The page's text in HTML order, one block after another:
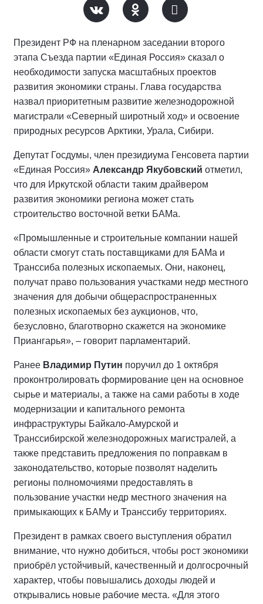
Президент РФ на пленарном заседании второго
этапа Съезда партии «Единая Россия» сказал о
необходимости запуска масштабных проектов
развития экономики страны. Глава государства
назвал приоритетным развитие железнодорожной
магистрали «Северный широтный ход» и освоение
природных ресурсов Арктики, Урала, Сибири.
Депутат Госдумы, член президиума Генсовета партии
«Единая Россия» Александр Якубовский отметил,
что для Иркутской области таким драйвером
развития экономики региона может стать
строительство восточной ветки БАМа.
«Промышленные и строительные компании нашей
области смогут стать поставщиками для БАМа и
Транссиба полезных ископаемых. Они, наконец,
получат право пользования участками недр местного
значения для добычи общераспространенных
полезных ископаемых без аукционов, что,
безусловно, благотворно скажется на экономике
Приангарья», – говорит парламентарий.
Ранее Владимир Путин поручил до 1 октября
проконтролировать формирование цен на основное
сырье и материалы, а также на сами работы в ходе
модернизации и капитального ремонта
инфраструктуры Байкало-Амурской и
Транссибирской железнодорожных магистралей, а
также представить предложения по поправкам в
законодательство, которые позволят наделить
регионы полномочиями предоставлять в
пользование участки недр местного значения на
примыкающих к БАМу и Транссибу территориях.
Президент в рамках своего выступления обратил
внимание, что нужно добиться, чтобы рост экономики
приобрёл устойчивый, качественный и долгосрочный
характер, чтобы повышались доходы людей и
открывались новые рабочие места. «Для этого